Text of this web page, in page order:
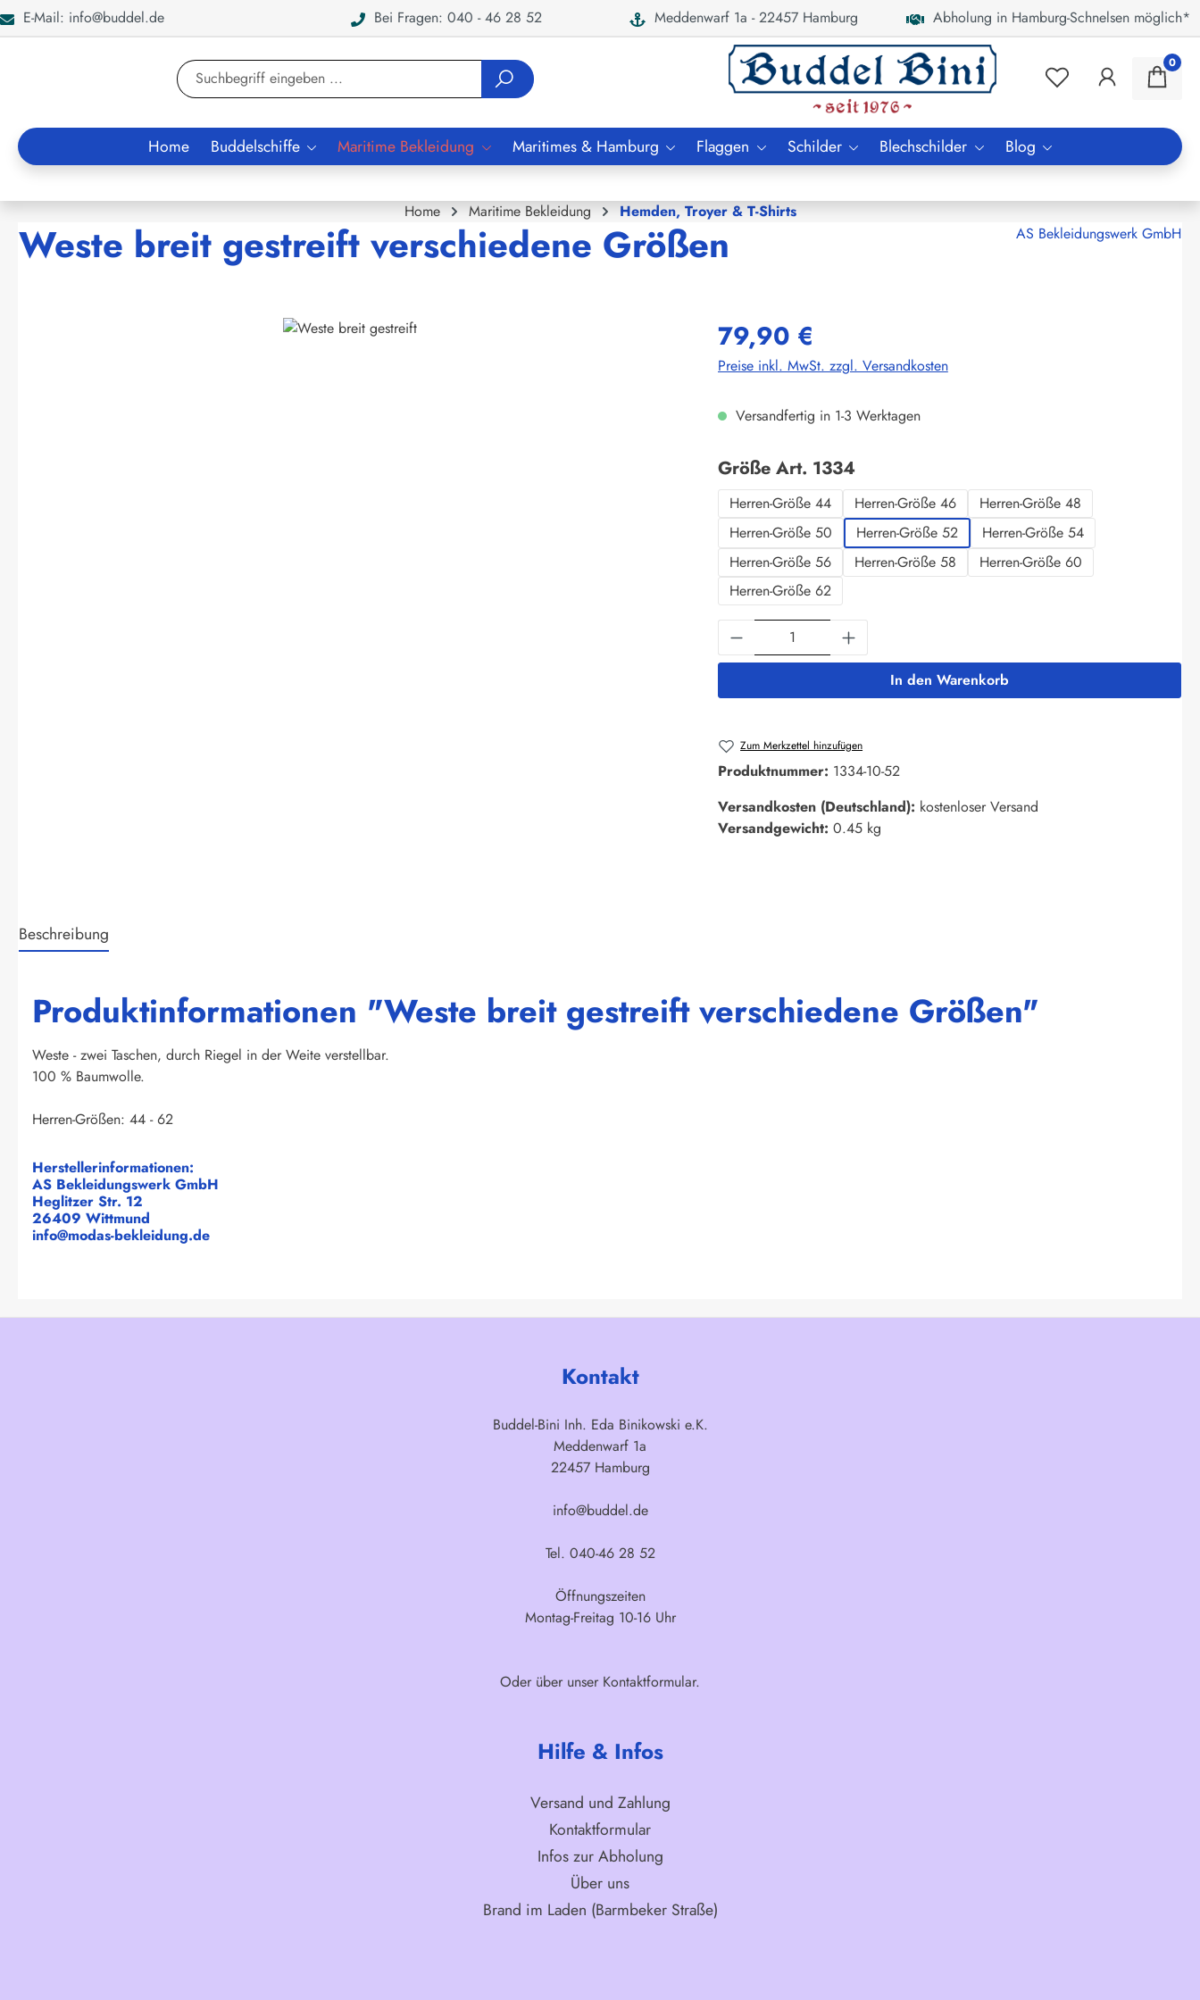
Zur Suche springen
E-Mail: info@buddel.de Bei Fragen: 040 - 46 28 52 Meddenwarf 1a - 22457 Hamburg Abholung in Hamburg-Schnelsen möglich*
0
Home Buddelschiffe Maritime Bekleidung Maritimes & Hamburg Flaggen Schilder Blechschilder Blog
Home Maritime Bekleidung Hemden, Troyer & T-Shirts
Weste breit gestreift verschiedene Größen AS Bekleidungswerk GmbH
79,90 €
Preise inkl. MwSt. zzgl. Versandkosten
Versandfertig in 1-3 Werktagen
Größe Art. 1334auswählen
Herren-Größe 44 Herren-Größe 46
Herren-Größe 48
Herren-Größe 50
Herren-Größe 52
Herren-Größe 54
Herren-Größe 56
Herren-Größe 58
Herren-Größe 60
Herren-Größe 62
Produkt Anzahl: Gib den gewünschten Wert ein
In den Warenkorb
Zum Merkzettel hinzufügen
Produktnummer: 1334-10-52
Versandkosten (Deutschland): kostenloser Versand
Versandgewicht: 0.45 kg
Beschreibung
Produktinformationen "Weste breit gestreift verschiedene Größen"
Weste - zwei Taschen, durch Riegel in der Weite verstellbar.
100 % Baumwolle.
Herren-Größen: 44 - 62
Herstellerinformationen:
AS Bekleidungswerk GmbH
Heglitzer Str. 12
26409 Wittmund
info@modas-bekleidung.de
Kontakt
Buddel-Bini Inh. Eda Binikowski e.K.
Meddenwarf 1a
22457 Hamburg
info@buddel.de
Tel. 040-46 28 52
Öffnungszeiten
Montag-Freitag 10-16 Uhr
Oder über unser Kontaktformular.
Hilfe & Infos
Versand und Zahlung
Kontaktformular
Infos zur Abholung
Über uns
Brand im Laden (Barmbeker Straße)